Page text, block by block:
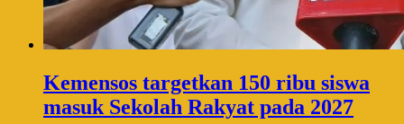
Kemensos targetkan 150 ribu siswa
masuk Sekolah Rakyat pada 2027